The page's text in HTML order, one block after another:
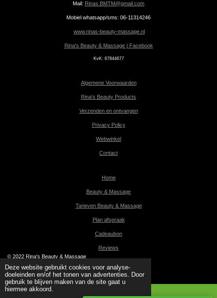
Deze website gebruikt cookies voor analyse-
doeleinden en/of het tonen van advertenties. Door
gebruik te blijven maken van de site gaat u
hiermee akkoord.
Mail: Rinas.BMTM@gmail.com
Mobiel whatsapp/sms: 06-11314246
www.rinas-beauty-massage.nl
Rina's Beauty & Massage | Facebook
KvK: 67844677
Algemene Voorwaarden
Rina's Beauty Products
Verzenden en ontvangen
Privacy Policy
Webwinkel
Contact
Home
Beauty & Massage
Tarieven Beauty & Massage
Plan afspraak
Cadeaubon
Reviews
© 2022 Rina's Beauty & Massage
Powered byJouwWeb